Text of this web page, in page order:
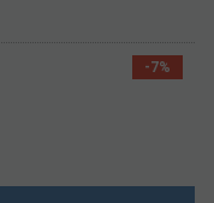
-7%